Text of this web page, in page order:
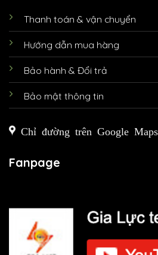
Thanh toán & vận chuyển
Hướng dẫn mua hàng
Bảo hành & Đổi trả
Bảo mật thông tin
Chỉ đường trên Google Maps
Fanpage